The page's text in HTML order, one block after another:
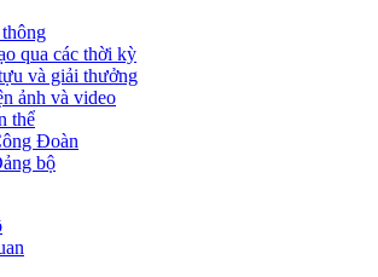
qua các thời kỳ
và giải thưởng
ảnh và video
thể
Đoàn
bộ